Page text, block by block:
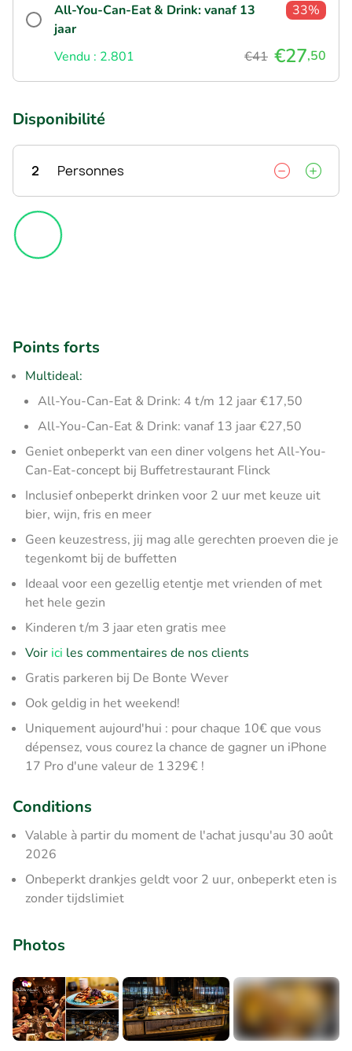
All-You-Can-Eat & Drink: vanaf 13
jaar
33%
Vendu : 2.801 €41 €27,50
Disponibilité
2 Personnes
Points forts
Multideal:
All-You-Can-Eat & Drink: 4 t/m 12 jaar €17,50
All-You-Can-Eat & Drink: vanaf 13 jaar €27,50
Geniet onbeperkt van een diner volgens het All-You-
Can-Eat-concept bij Buffetrestaurant Flinck
Inclusief onbeperkt drinken voor 2 uur met keuze uit
bier, wijn, fris en meer
Geen keuzestress, jij mag alle gerechten proeven die je
tegenkomt bij de buffetten
Ideaal voor een gezellig etentje met vrienden of met
het hele gezin
Kinderen t/m 3 jaar eten gratis mee
Voir ici les commentaires de nos clients
Gratis parkeren bij De Bonte Wever
Ook geldig in het weekend!
Uniquement aujourd'hui : pour chaque 10€ que vous
dépensez, vous courez la chance de gagner un iPhone
17 Pro d'une valeur de 1 329€ !
Conditions
Valable à partir du moment de l'achat jusqu'au 30 août
2026
Onbeperkt drankjes geldt voor 2 uur, onbeperkt eten is
zonder tijdslimiet
Photos